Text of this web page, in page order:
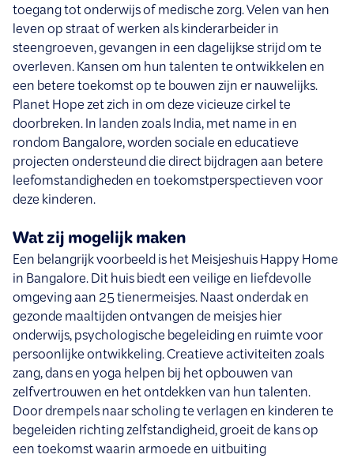
toegang tot onderwijs of medische zorg. Velen van hen
leven op straat of werken als kinderarbeider in
steengroeven, gevangen in een dagelijkse strijd om te
overleven. Kansen om hun talenten te ontwikkelen en
een betere toekomst op te bouwen zijn er nauwelijks.
Planet Hope zet zich in om deze vicieuze cirkel te
doorbreken. In landen zoals India, met name in en
rondom Bangalore, worden sociale en educatieve
projecten ondersteund die direct bijdragen aan betere
leefomstandigheden en toekomstperspectieven voor
deze kinderen.
Wat zij mogelijk maken
Een belangrijk voorbeeld is het Meisjeshuis Happy Home
in Bangalore. Dit huis biedt een veilige en liefdevolle
omgeving aan 25 tienermeisjes. Naast onderdak en
gezonde maaltijden ontvangen de meisjes hier
onderwijs, psychologische begeleiding en ruimte voor
persoonlijke ontwikkeling. Creatieve activiteiten zoals
zang, dans en yoga helpen bij het opbouwen van
zelfvertrouwen en het ontdekken van hun talenten.
Door drempels naar scholing te verlagen en kinderen te
begeleiden richting zelfstandigheid, groeit de kans op
een toekomst waarin armoede en uitbuiting